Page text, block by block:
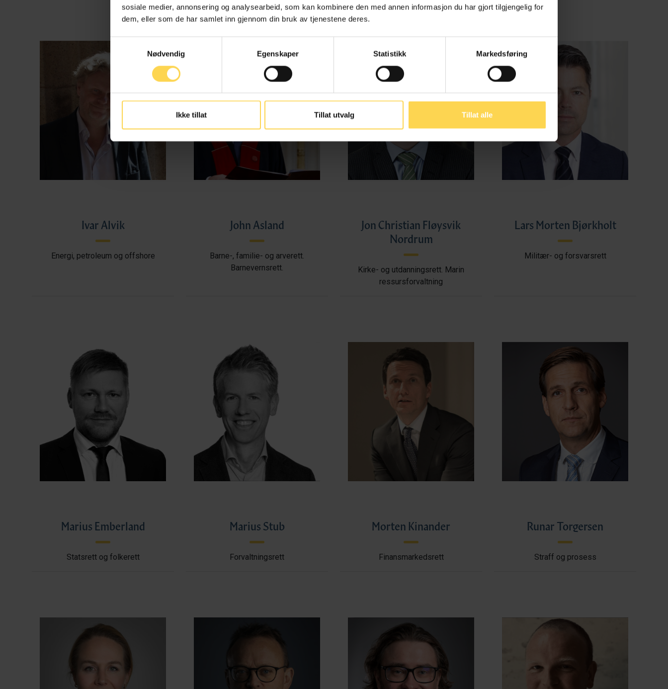
sosiale medier, annonsering og analysearbeid, som kan kombinere den med annen informasjon du har gjort tilgjengelig for
dem, eller som de har samlet inn gjennom din bruk av tjenestene deres.
Samtykkevalg
Nødvendig
Egenskaper Statistikk Markedsføring
Ikke tillat Tillat utvalg Tillat alle
Ivar Alvik
Energi, petroleum og offshore
John Asland
Barne-, familie- og arverett.
Barnevernsrett.
Jon Christian Fløysvik
Nordrum
Kirke- og utdanningsrett. Marin
ressursforvaltning
Lars Morten Bjørkholt
Militær- og forsvarsrett
Marius Emberland
Statsrett og folkerett
Marius Stub
Forvaltningsrett
Morten Kinander
Finansmarkedsrett
Runar Torgersen
Straff og prosess